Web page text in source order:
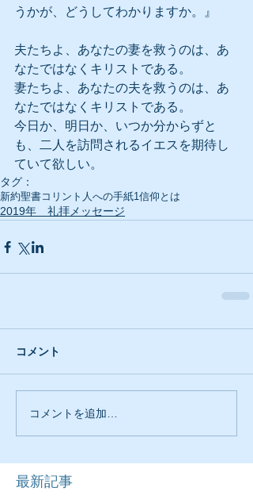
うかが、どうしてわかりますか。』
夫たちよ、あなたの妻を救うのは、あ
なたではなくキリストである。
妻たちよ、あなたの夫を救うのは、あ
なたではなくキリストである。
今日か、明日か、いつか分からずと
も、二人を訪問されるイエスを期待し
ていて欲しい。
タグ：
新約聖書コリント人への手紙1信仰とは
2019年 礼拝メッセージ
コメント
コメントを追加…
最新記事